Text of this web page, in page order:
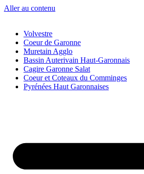
Aller au contenu
Volvestre
Coeur de Garonne
Muretain Agglo
Bassin Auterivain Haut-Garonnais
Cagire Garonne Salat
Coeur et Coteaux du Comminges
Pyrénées Haut Garonnaises